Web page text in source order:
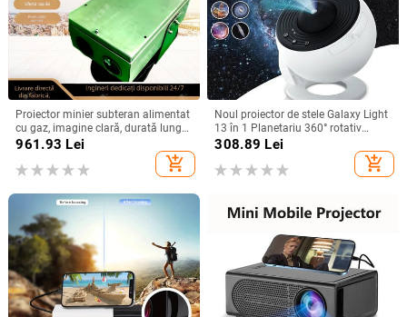
Proiector minier subteran alimentat
cu gaz, imagine clară, durată lungă
a bateriei și construcție durabilă
961.93 Lei
add_shopping_cart
Noul proiector de stele Galaxy Light
13 în 1 Planetariu 360° rotativ
Aurora Lampă de noapte pentru
dormitor Cer înstelat Copii Cadou
pentru adulți
308.89 Lei
add_shopping_cart